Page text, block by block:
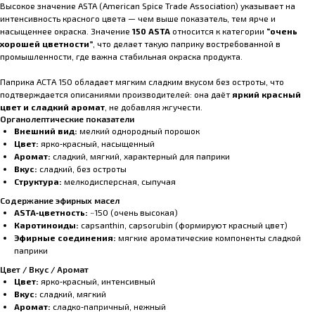
Высокое значение ASTA (American Spice Trade Association) указывает на
интенсивность красного цвета — чем выше показатель, тем ярче и
насыщеннее окраска. Значение 150 ASTA относится к категории “очень
хорошей цветности” , что делает такую паприку востребованной в
промышленности, где важна стабильная окраска продукта.
Паприка АСТА 150 обладает мягким сладким вкусом без остроты, что
подтверждается описаниями производителей: она даёт яркий красный
цвет и сладкий аромат , не добавляя жгучести.
Органолептические показатели
Внешний вид: мелкий однородный порошок
Цвет: ярко‑красный, насыщенный
Аромат: сладкий, мягкий, характерный для паприки
Вкус: сладкий, без остроты
Структура: мелкодисперсная, сыпучая
Содержание эфирных масел
ASTA‑цветность: ~150 (очень высокая)
Каротиноиды: capsanthin, capsorubin (формируют красный цвет)
Эфирные соединения: мягкие ароматические компоненты сладкой
паприки
Цвет / Вкус / Аромат
Цвет: ярко‑красный, интенсивный
Вкус: сладкий, мягкий
Аромат: сладко‑папричный, нежный